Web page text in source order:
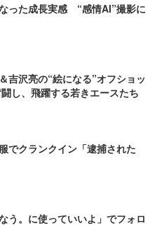
った成長実感 “感情AI”撮影に
吉沢亮の“絵になる”オフショッ
し、飛躍する若きエースたち
でクランクイン「逮捕された
う。に使っていいよ」でフォロ